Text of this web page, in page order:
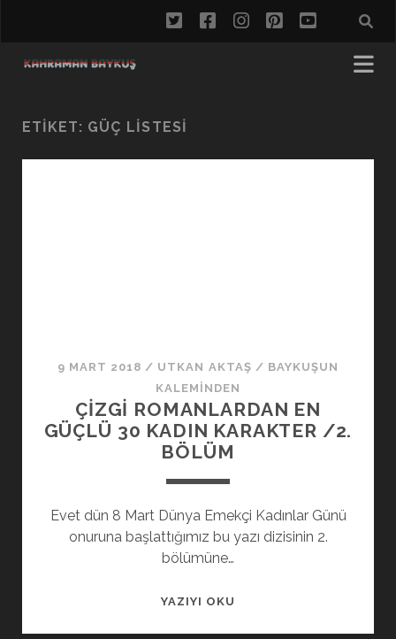
twitterfacebookinstagram
pinterest
youtube
ETIKET: GÜÇ LISTESI
9 MART 2018 / UTKAN AKTAŞ / BAYKUŞUN
KALEMINDEN
ÇIZGI ROMANLARDAN EN
GÜÇLÜ 30 KADIN KARAKTER /2.
BÖLÜM
Evet dün 8 Mart Dünya Emekçi Kadınlar Günü
onuruna başlattığımız bu yazı dizisinin 2.
bölümüne…
YAZIYI OKU